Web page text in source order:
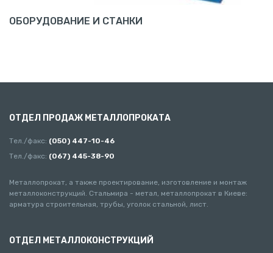
ОБОРУДОВАНИЕ И СТАНКИ
ОТДЕЛ ПРОДАЖ МЕТАЛЛОПРОКАТА
Тел./факс: (050) 447-10-46
Тел./факс: (067) 445-38-90
Металлопрокат, а также проектирование, изготовление и монтаж
металлоконструкций. Стальмира - метал, металлопрокат в Киеве:
арматура строительная, трубы, уголок стальной, лист.
ОТДЕЛ МЕТАЛЛОКОНСТРУКЦИЙ